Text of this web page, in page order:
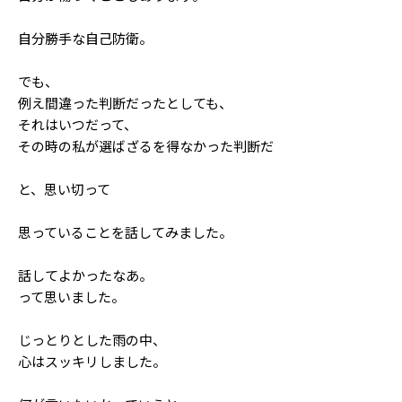
自分勝手な自己防衛。
でも、
例え間違った判断だったとしても、
それはいつだって、
その時の私が選ばざるを得なかった判断だ
と、思い切って
思っていることを話してみました。
話してよかったなあ。
って思いました。
じっとりとした雨の中、
心はスッキリしました。